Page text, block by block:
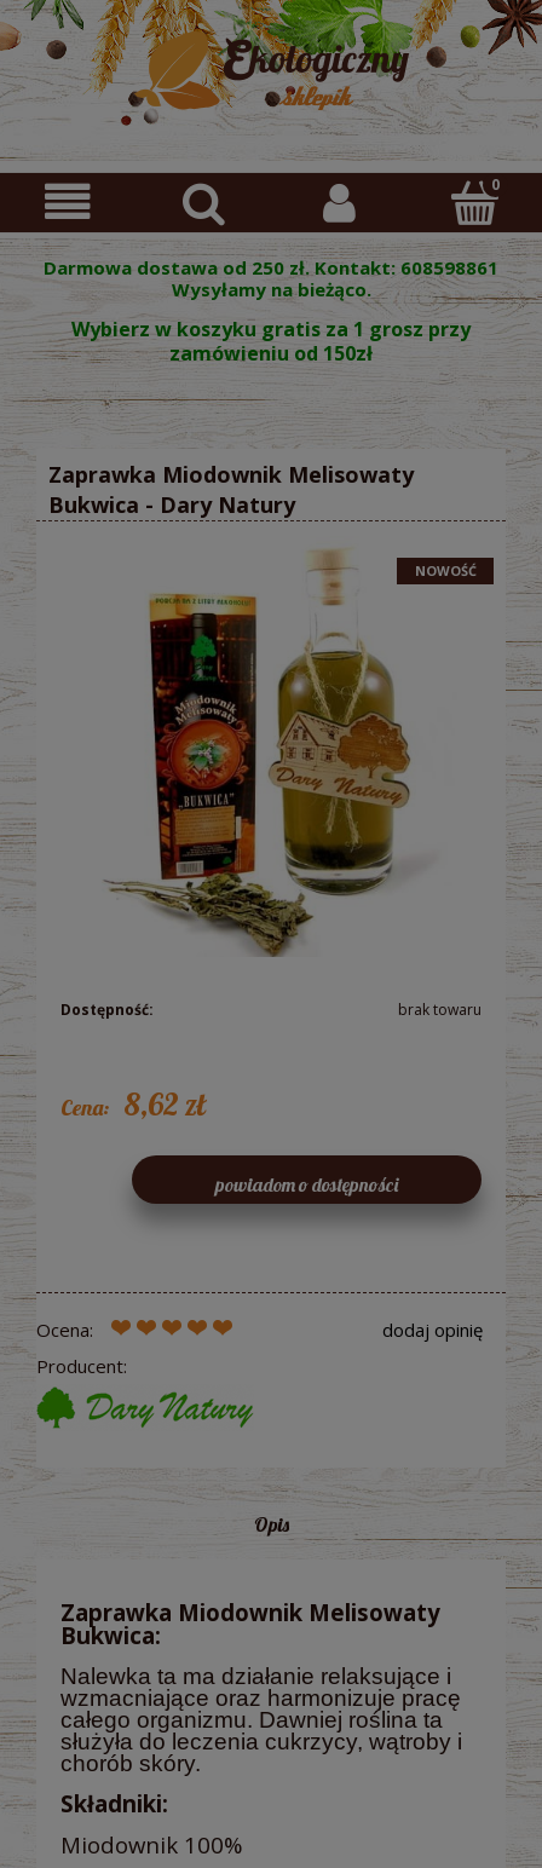
Darmowa dostawa od 250 zł. Kontakt: 608598861
Wysyłamy na bieżąco.
Wybierz w koszyku gratis za 1 grosz przy
zamówieniu od 150zł
Zaprawka Miodownik Melisowaty
Bukwica - Dary Natury
NOWOŚĆ
Dostępność: brak towaru
Cena: 8,62 zł
powiadom o dostępności
Ocena:
Producent:
dodaj opinię
Opis
Zaprawka Miodownik Melisowaty
Bukwica:
Nalewka ta ma działanie relaksujące i
wzmacniające oraz harmonizuje pracę
całego organizmu. Dawniej roślina ta
służyła do leczenia cukrzycy, wątroby i
chorób skóry.
Składniki:
Miodownik 100%